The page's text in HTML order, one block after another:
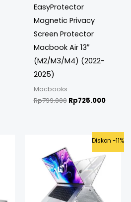
EasyProtector
Magnetic Privacy
Screen Protector
Macbook Air 13″
(M2/M3/M4) (2022-
2025)
Macbooks
Rp799.000 Rp725.000
Diskon -11%
Original
was:
Rp799.000.
is: